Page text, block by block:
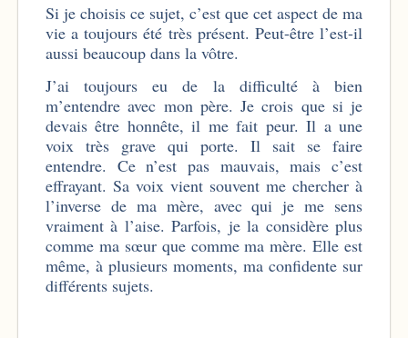
Si je choisis ce sujet, c’est que cet aspect de ma
vie a toujours été très présent. Peut-être l’est-il
aussi beaucoup dans la vôtre.
J’ai toujours eu de la difficulté à bien
m’entendre avec mon père. Je crois que si je
devais être honnête, il me fait peur. Il a une
voix très grave qui porte. Il sait se faire
entendre. Ce n’est pas mauvais, mais c’est
effrayant. Sa voix vient souvent me chercher à
l’inverse de ma mère, avec qui je me sens
vraiment à l’aise. Parfois, je la considère plus
comme ma sœur que comme ma mère. Elle est
même, à plusieurs moments, ma confidente sur
différents sujets.